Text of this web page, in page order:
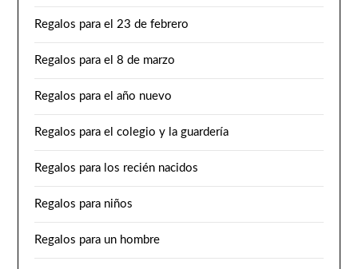
Regalos para el 23 de febrero
Regalos para el 8 de marzo
Regalos para el año nuevo
Regalos para el colegio y la guardería
Regalos para los recién nacidos
Regalos para niños
Regalos para un hombre